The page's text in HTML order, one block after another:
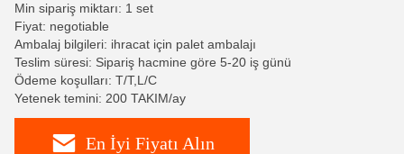
Min sipariş miktarı: 1 set
Fiyat: negotiable
Ambalaj bilgileri: ihracat için palet ambalajı
Teslim süresi: Sipariş hacmine göre 5-20 iş günü
Ödeme koşulları: T/T,L/C
Yetenek temini: 200 TAKIM/ay
En İyi Fiyatı Alın